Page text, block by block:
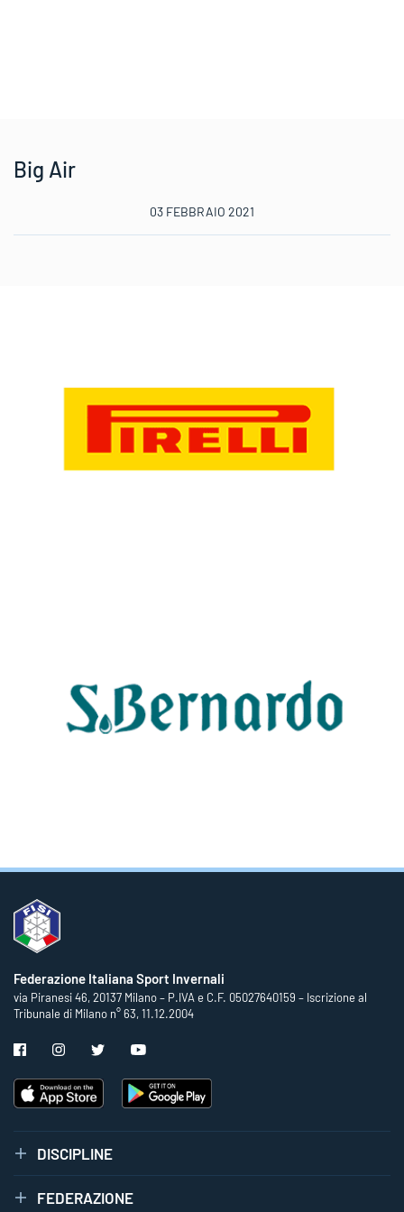
Big Air
03 FEBBRAIO 2021
Federazione Italiana Sport Invernali
via Piranesi 46, 20137 Milano – P.IVA e C.F. 05027640159 – Iscrizione al
Tribunale di Milano n° 63, 11.12.2004
DISCIPLINE
FEDERAZIONE